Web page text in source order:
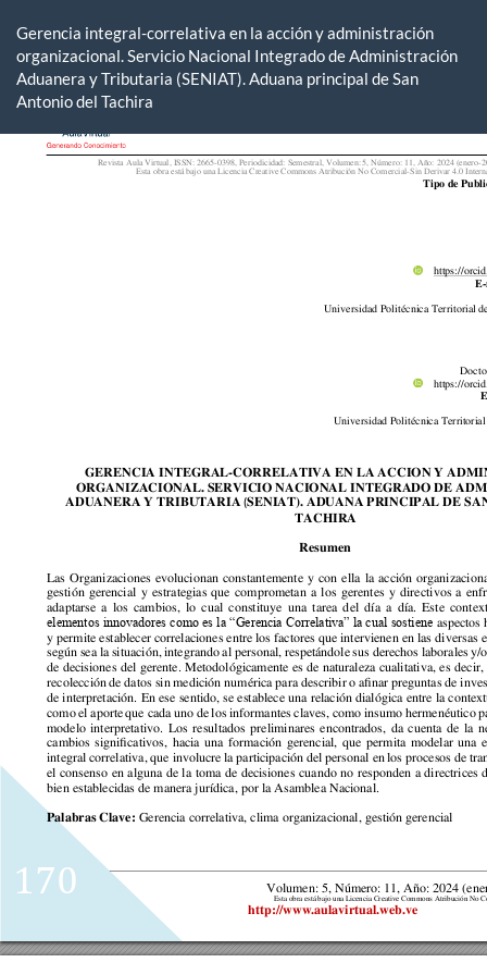
Gerencia integral-correlativa en la acción y administración
organizacional. Servicio Nacional Integrado de Administración
Aduanera y Tributaria (SENIAT). Aduana principal de San
Antonio del Tachira